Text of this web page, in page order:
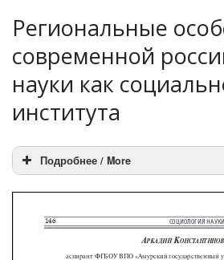
Региональные
современной
науки как
института
Подробнее / More